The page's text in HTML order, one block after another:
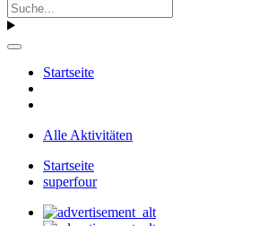
Startseite
Alle Aktivitäten
Startseite
superfour